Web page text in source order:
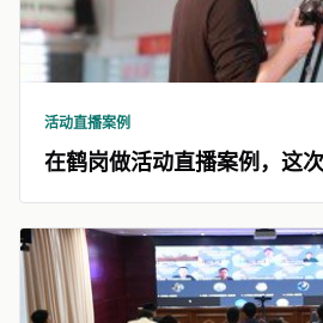
活动直播案例
在鹤岗做活动直播案例，这